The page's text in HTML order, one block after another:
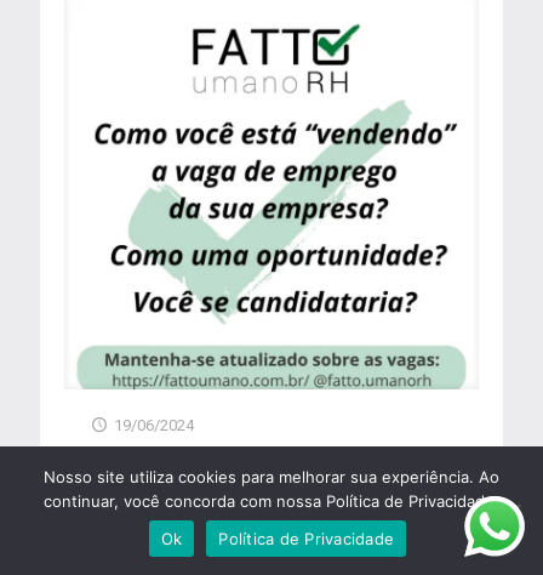
19/06/2024
Leia mais
Nosso site utiliza cookies para melhorar sua experiência. Ao
continuar, você concorda com nossa Política de Privacidade.
Ok
Política de Privacidade